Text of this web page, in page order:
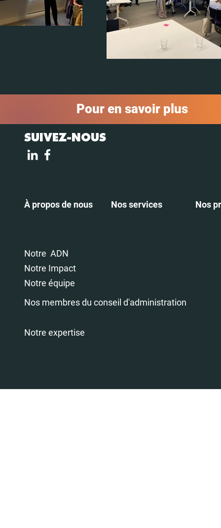
Pour en savoir plus
SUIVEZ-NOUS
À propos de nous Nos services Nos
Notre ADN
Notre Impact
Notre équipe
Nos membres du conseil d'administration
Notre expertise